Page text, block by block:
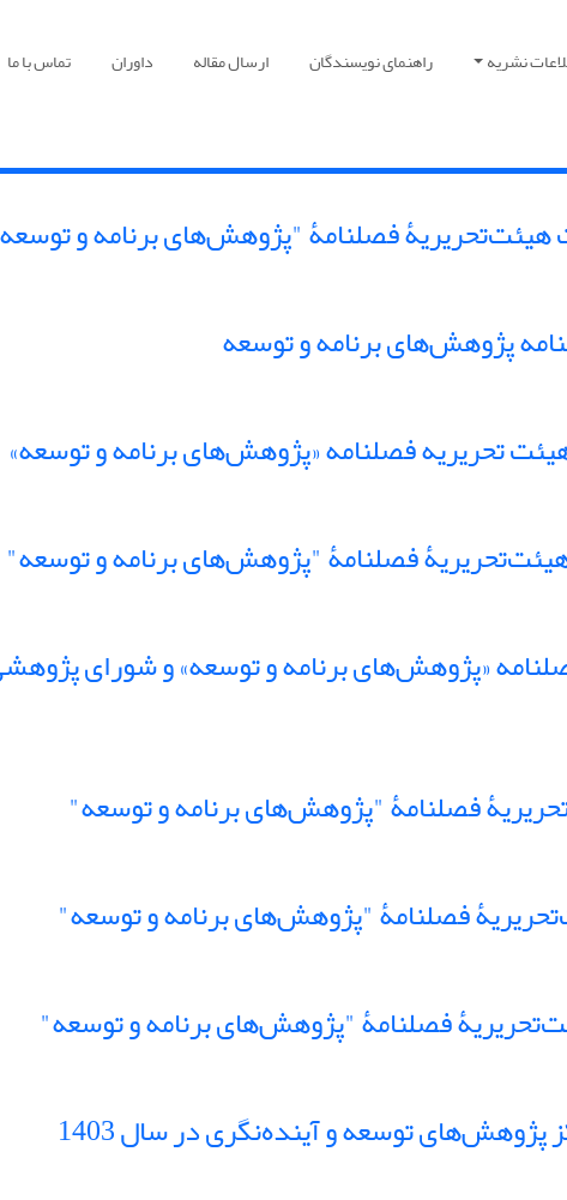
نشریه راهنمای نویسندگان ارسال مقاله داوران تماس با ما
فصلنامۀ "پژوهش‌های برنامه و
پژوهش‌های برنامه و توسعه
تحریریه فصلنامه «پژوهش‌های برنامه و توسعه»
فصلنامۀ "پژوهش‌های برنامه و توسعه"
«پژوهش‌های برنامه و توسعه» و شورای
فصلنامۀ "پژوهش‌های برنامه و توسعه"
فصلنامۀ "پژوهش‌های برنامه و توسعه"
فصلنامۀ "پژوهش‌های برنامه و توسعه"
توسعه و آینده‌نگری در سال 1403